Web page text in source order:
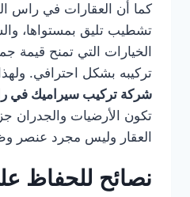
كما أن العقارات في راس
تشطيب تليق بمستواها،
الخيارات التي تمنح قيمة
تركيبه بشكل احترافي.
شركة تركيب سيراميك في
تكون الأرضيات والجدران
العقار وليس مجرد عنصر
نصائح للحفاظ